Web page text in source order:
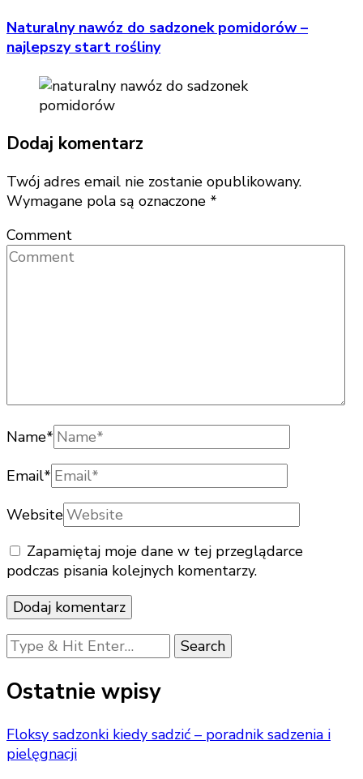
Naturalny nawóz do sadzonek pomidorów –
najlepszy start rośliny
Dodaj komentarz
Twój adres email nie zostanie opublikowany.
Wymagane pola są oznaczone *
Comment
Name*
Email*
Website
Zapamiętaj moje dane w tej przeglądarce
podczas pisania kolejnych komentarzy.
Looking
for
Something?
Ostatnie wpisy
Floksy sadzonki kiedy sadzić – poradnik sadzenia i
pielęgnacji